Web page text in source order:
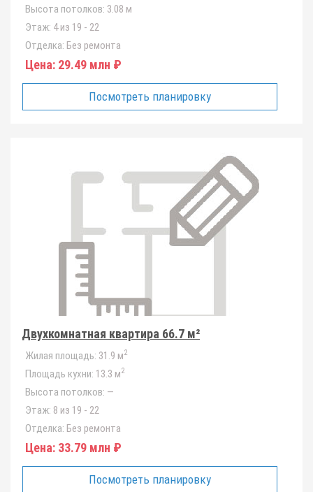
Высота потолков: 3.08 м
Этаж: 4 из 19 - 22
Отделка: Без ремонта
Цена: 29.49 млн ₽
Посмотреть планировку
Двухкомнатная квартира 66.7 м²
Жилая площадь: 31.9 м2
Площадь кухни: 13.3 м2
Высота потолков: —
Этаж: 8 из 19 - 22
Отделка: Без ремонта
Цена: 33.79 млн ₽
Посмотреть планировку